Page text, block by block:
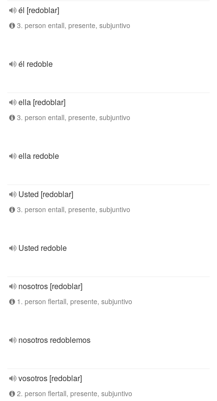
él [redoblar]
3. person entall, presente, subjuntivo
él redoble
ella [redoblar]
3. person entall, presente, subjuntivo
ella redoble
Usted [redoblar]
3. person entall, presente, subjuntivo
Usted redoble
nosotros [redoblar]
1. person flertall, presente, subjuntivo
nosotros redoblemos
vosotros [redoblar]
2. person flertall, presente, subjuntivo